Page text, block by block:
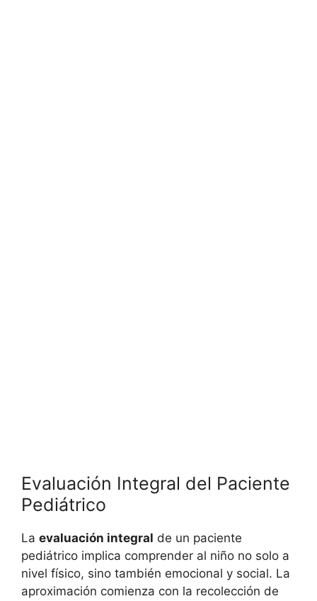
Evaluación Integral del Paciente
Pediátrico
La evaluación integral de un paciente
pediátrico implica comprender al niño no solo a
nivel físico, sino también emocional y social. La
aproximación comienza con la recolección de